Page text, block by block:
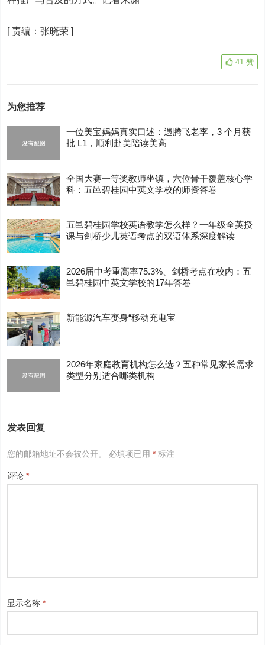
[责编：张晓荣 ]
41 赞
为您推荐
一位美宝妈妈真实口述：遇腾飞老李，3 个月获
批 L1，顺利赴美陪读美高
全国大赛一等奖教师坐镇，六位骨干覆盖核心学
科：五邑碧桂园中英文学校的师资答卷
五邑碧桂园学校英语教学怎么样？一年级全英授
课与剑桥少儿英语考点的双语体系深度解读
2026届中考重高率75.3%、剑桥考点在校内：五
邑碧桂园中英文学校的17年答卷
新能源汽车变身“移动充电宝
2026年家庭教育机构怎么选？五种常见家长需求
类型分别适合哪类机构
发表回复
您的邮箱地址不会被公开。 必填项已用* 标注
评论*
显示名称*